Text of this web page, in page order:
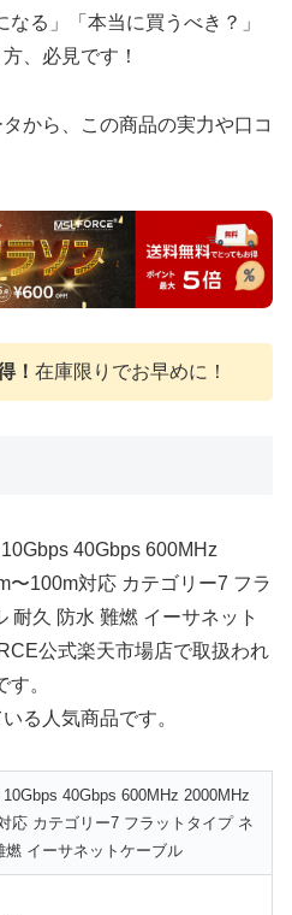
なる」「本当に買うべき？」
、必見です！
から、この商品の実力や口コ
！ 在庫限りでお早めに！
40Gbps 600MHz
〜100m対応 カテゴリー7 フラ
耐久 防水 難燃 イーサネット
公式楽天市場店で取扱われ
。
る人気商品です。
40Gbps 600MHz 2000MHz
応 カテゴリー7 フラットタイプ ネ
イーサネットケーブル